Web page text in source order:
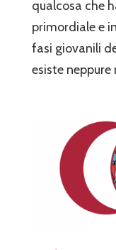
qualcosa che
primordiale e
fasi giovanili
esiste neppure